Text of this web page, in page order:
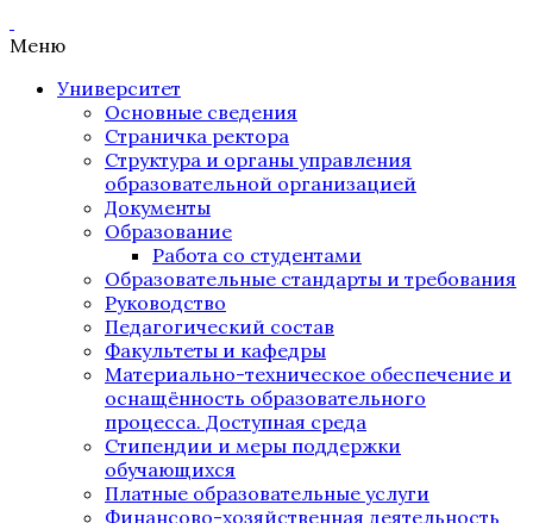
Меню
Университет
Основные сведения
Страничка ректора
Структура и органы управления
образовательной организацией
Документы
Образование
Работа со студентами
Образовательные стандарты и требования
Руководство
Педагогический состав
Факультеты и кафедры
Материально-техническое обеспечение и
оснащённость образовательного
процесса. Доступная среда
Стипендии и меры поддержки
обучающихся
Платные образовательные услуги
Финансово-хозяйственная деятельность